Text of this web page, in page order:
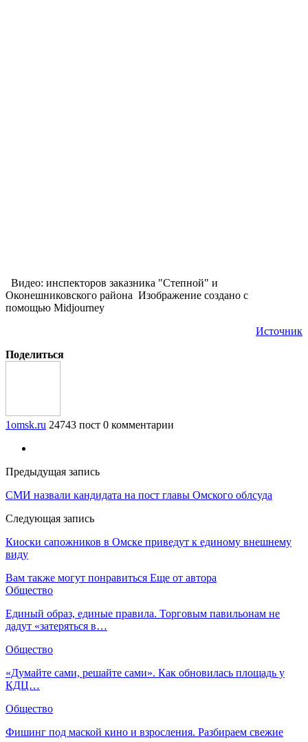
Видео: инспекторов заказника "Степной" и
Оконешниковского района Изображение создано с
помощью Midjourney
Источник
Поделиться
1omsk.ru 24743 пост 0 комментарии
Предыдущая запись
СМИ назвали кандидата на пост главы Омского облсуда
Следующая запись
Киоски сапожников в Омске приведут к единому внешнему
виду
Вам также могут понравиться Еще от автора
Общество
Единый образ, единые правила. Торговым павильонам не
дадут «затеряться в…
Общество
«Думайте сами, решайте сами». Как обновилась площадь у
КДЦ…
Общество
Фишинг под маской кино и взросления. Разбираем свежие